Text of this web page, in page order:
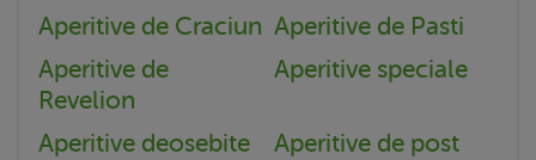
Aperitive de Craciun Aperitive de Pasti
Aperitive de
Revelion
Aperitive speciale
Aperitive deosebite
Aperitive de post